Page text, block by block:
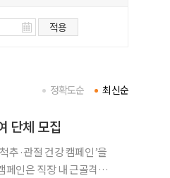
적용
최신순
정확도순
단체 모집
추·관절 건강 캠페인’을